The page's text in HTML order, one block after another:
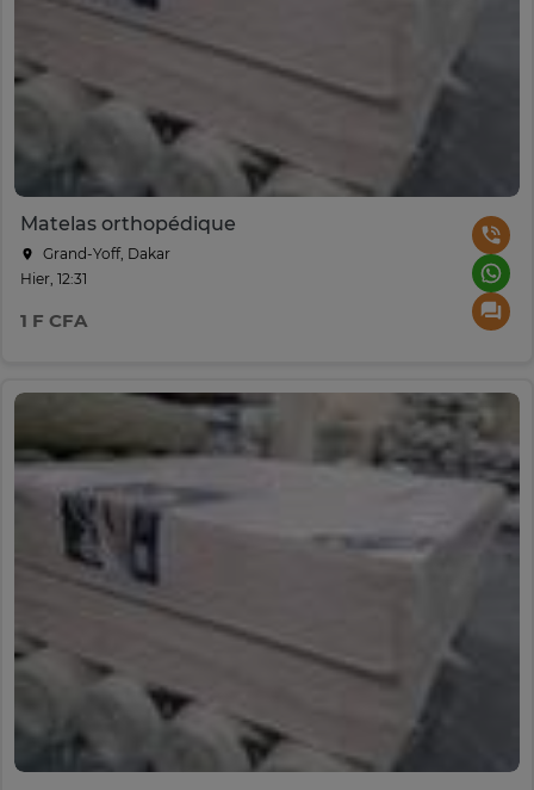
Matelas orthopédique
Grand-Yoff, Dakar
Hier, 12:31
1 F CFA